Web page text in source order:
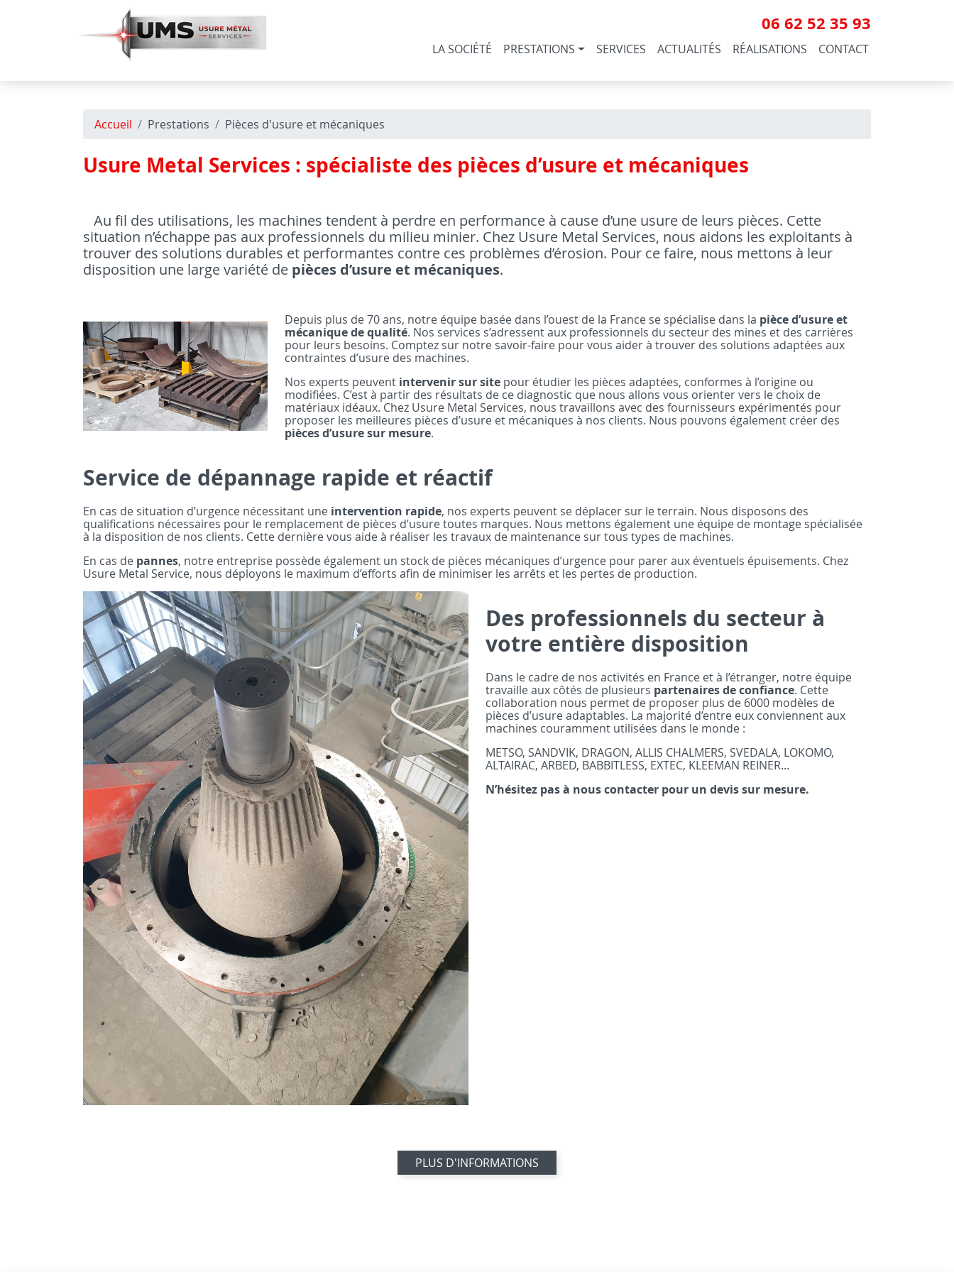
06 62 52 35 93
LA SOCIÉTÉ PRESTATIONS SERVICES ACTUALITÉS RÉALISATIONS CONTACT
Accueil Prestations Pièces d'usure et mécaniques
Usure Metal Services : spécialiste des pièces d’usure et mécaniques
Au fil des utilisations, les machines tendent à perdre en performance à cause d’une usure de leurs pièces. Cette
situation n’échappe pas aux professionnels du milieu minier. Chez Usure Metal Services, nous aidons les exploitants à
trouver des solutions durables et performantes contre ces problèmes d’érosion. Pour ce faire, nous mettons à leur
disposition une large variété de pièces d’usure et mécaniques.
Depuis plus de 70 ans, notre équipe basée dans l’ouest de la France se spécialise dans la pièce d’usure et
mécanique de qualité. Nos services s’adressent aux professionnels du secteur des mines et des carrières
pour leurs besoins. Comptez sur notre savoir-faire pour vous aider à trouver des solutions adaptées aux
contraintes d’usure des machines.
Nos experts peuvent intervenir sur sitepour étudier les pièces adaptées, conformes à l’origine ou
modifiées. C’est à partir des résultats de ce diagnostic que nous allons vous orienter vers le choix de
matériaux idéaux. Chez Usure Metal Services, nous travaillons avec des fournisseurs expérimentés pour
proposer les meilleures pièces d’usure et mécaniques à nos clients. Nous pouvons également créer des
pièces d’usure sur mesure.
Service de dépannage rapide et réactif
En cas de situation d’urgence nécessitant une intervention rapide, nos experts peuvent se déplacer sur le terrain. Nous disposons des
qualifications nécessaires pour le remplacement de pièces d’usure toutes marques. Nous mettons également une équipe de montage spécialisée
à la disposition de nos clients. Cette dernière vous aide à réaliser les travaux de maintenance sur tous types de machines.
En cas de pannes, notre entreprise possède également un stock de pièces mécaniques d’urgence pour parer aux éventuels épuisements. Chez
Usure Metal Service, nous déployons le maximum d’efforts afin de minimiser les arrêts et les pertes de production.
Des professionnels du secteur à
votre entière disposition
Dans le cadre de nos activités en France et à l’étranger, notre équipe
travaille aux côtés de plusieurs partenaires de confiance. Cette
collaboration nous permet de proposer plus de 6000 modèles de
pièces d’usure adaptables. La majorité d’entre eux conviennent aux
machines couramment utilisées dans le monde :
METSO, SANDVIK, DRAGON, ALLIS CHALMERS, SVEDALA, LOKOMO,
ALTAIRAC, ARBED, BABBITLESS, EXTEC, KLEEMAN REINER...
N’hésitez pas à nous contacter pour un devis sur mesure.
PLUS D'INFORMATIONS